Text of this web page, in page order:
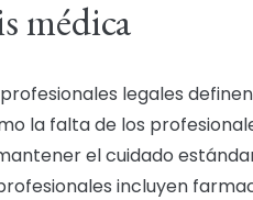
médica
legales definen
la falta de los
el cuidado
incluyen